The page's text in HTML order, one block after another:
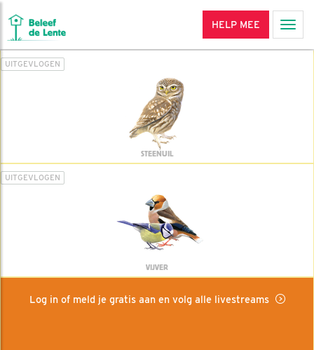
HELP MEE
UITGEVLOGEN
STEENUIL
UITGEVLOGEN
VIJVER
Log in of meld je gratis aan en volg alle livestreams